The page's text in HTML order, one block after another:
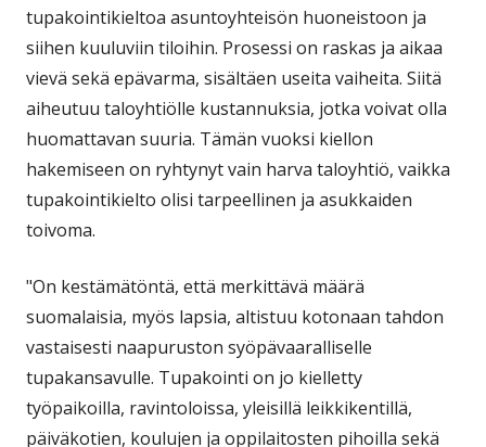
tupakointikieltoa asuntoyhteisön huoneistoon ja
siihen kuuluviin tiloihin. Prosessi on raskas ja aikaa
vievä sekä epävarma, sisältäen useita vaiheita. Siitä
aiheutuu taloyhtiölle kustannuksia, jotka voivat olla
huomattavan suuria. Tämän vuoksi kiellon
hakemiseen on ryhtynyt vain harva taloyhtiö, vaikka
tupakointikielto olisi tarpeellinen ja asukkaiden
toivoma.
"On kestämätöntä, että merkittävä määrä
suomalaisia, myös lapsia, altistuu kotonaan tahdon
vastaisesti naapuruston syöpävaaralliselle
tupakansavulle. Tupakointi on jo kielletty
työpaikoilla, ravintoloissa, yleisillä leikkikentillä,
päiväkotien, koulujen ja oppilaitosten pihoilla sekä